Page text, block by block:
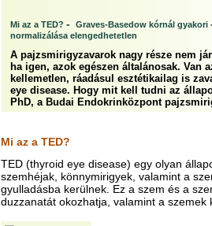
Mi az a TED? - Graves-Basedow kórnál gyakori
normalizálása elengedhetetlen
A pajzsmirigyzavarok nagy része nem
ha igen, azok egészen általánosak. Van
kellemetlen, ráadásul esztétikailag is
eye disease. Hogy mit kell tudni az
PhD, a Budai Endokrinközpont
Mi az a TED?
TED (thyroid eye disease) egy olyan
szemhéjak, könnymirigyek, valamint a
gyulladásba kerülnek. Ez a szem és a
duzzanatát okozhatja, valamint a szemek